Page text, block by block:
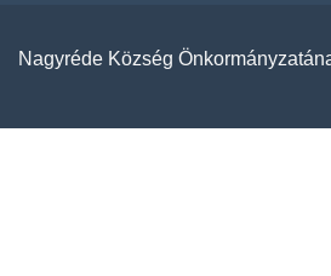
Nagyréde Község